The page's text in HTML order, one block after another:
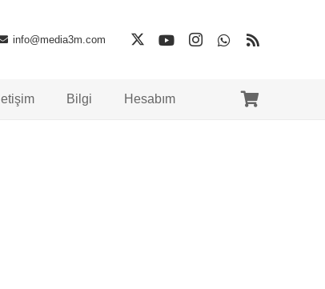
info@media3m.com
İletişim Bilgi Hesabım